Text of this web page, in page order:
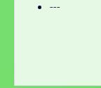
---